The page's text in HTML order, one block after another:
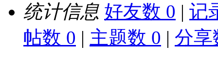
统计信息 好友数 0 | 记
帖数 0 | 主题数 0 | 分享